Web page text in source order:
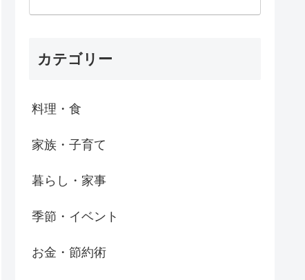
カテゴリー
料理・食
家族・子育て
暮らし・家事
季節・イベント
お金・節約術